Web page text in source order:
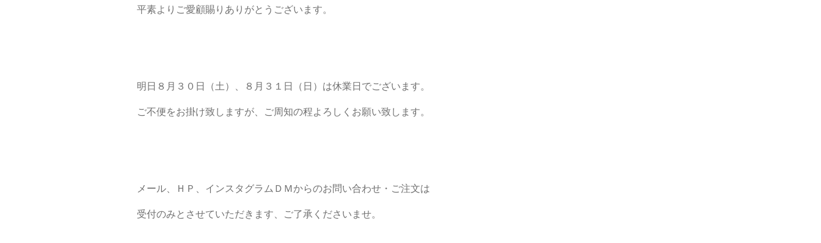
平素よりご愛顧賜りありがとうございます。
明日８月３０日（土）、８月３１日（日）は休業日でございます。
ご不便をお掛け致しますが、ご周知の程よろしくお願い致します。
メール、ＨＰ、インスタグラムＤＭからのお問い合わせ・ご注文は
受付のみとさせていただきます、ご了承くださいませ。